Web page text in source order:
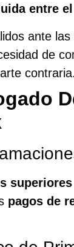
entre
ante las
de
superiores
pagos de